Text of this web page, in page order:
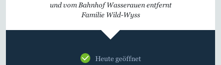
und vom Bahnhof Wasserauen entfernt
Familie Wild-Wyss
Heute geöffnet